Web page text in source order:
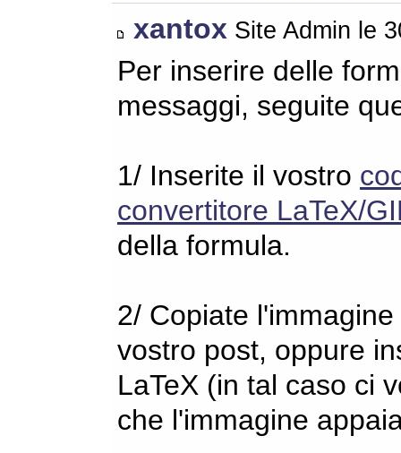
xantox Site Admin le
Per inserire delle
messaggi, seguite
1/ Inserite il vostro
convertitore LaTeX/
della formula.
2/ Copiate
vostro post, oppure
LaTeX (in tal caso ci
che l'immagine